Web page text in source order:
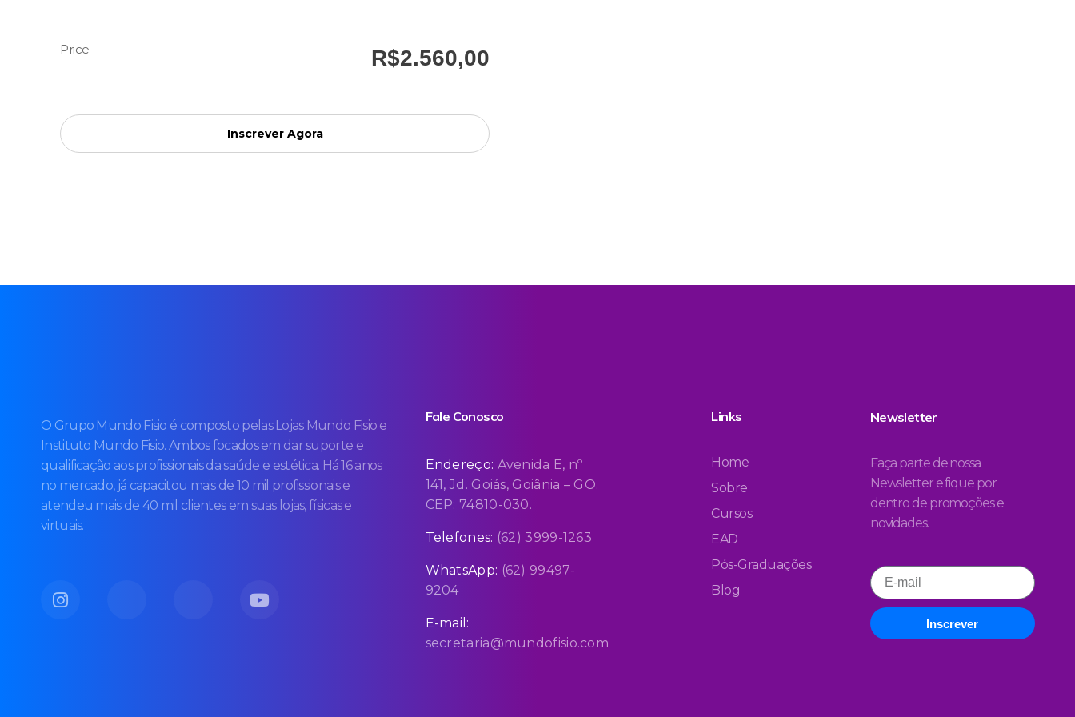
R$2.560,00
Inscrever Agora
O Grupo Mundo Fisio é composto pelas Lojas Mundo Fisio e
Instituto Mundo Fisio. Ambos focados em dar suporte e
qualificação aos profissionais da saúde e estética. Há 16 anos
no mercado, já capacitou mais de 10 mil profissionais e
atendeu mais de 40 mil clientes em suas lojas, físicas e
virtuais.
Fale Conosco
Endereço: Avenida E, nº
141, Jd. Goiás, Goiânia – GO.
CEP: 74810-030.
Telefones: (62) 3999-1263
WhatsApp: (62) 99497-
9204
E-mail:
secretaria@mundofisio.com
Links
Home
Sobre
Cursos
EAD
Pós-Graduações
Blog
Newsletter
Faça parte de nossa
Newsletter e fique por
dentro de promoções e
novidades.
Inscrever